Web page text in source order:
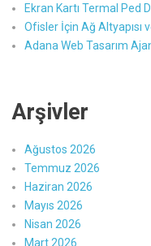
Ekran Kartı Termal Ped
Ofisler İçin Ağ Altyapısı
Adana Web Tasarım
Arşivler
Ağustos 2026
Temmuz 2026
Haziran 2026
Mayıs 2026
Nisan 2026
Mart 2026